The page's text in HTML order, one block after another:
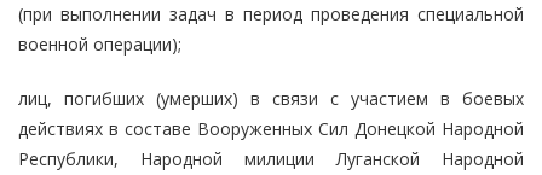
(при выполнении задач в период проведения специальной
военной операции);
лиц, погибших (умерших) в связи с участием в боевых
действиях в составе Вооруженных Сил Донецкой Народной
Республики, Народной милиции Луганской Народной